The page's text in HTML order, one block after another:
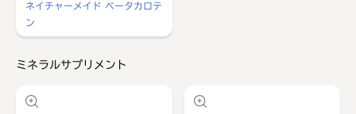
ネイチャーメイド ベータカロテ
ン
ミネラルサプリメント